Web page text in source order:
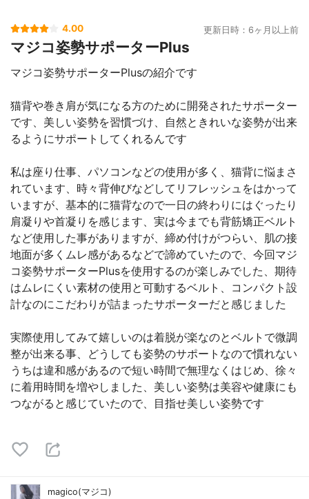
4.00 更新日時：6ヶ月以上前
マジコ姿勢サポーターPlus
マジコ姿勢サポーターPlusの紹介です
猫背や巻き肩が気になる方のために開発されたサポーター
です、美しい姿勢を習慣づけ、自然ときれいな姿勢が出来
るようにサポートしてくれるんです
私は座り仕事、パソコンなどの使用が多く、猫背に悩まさ
れています、時々背伸びなどしてリフレッシュをはかって
いますが、基本的に猫背なので一日の終わりにはぐったり
肩凝りや首凝りを感じます、実は今までも背筋矯正ベルト
など使用した事がありますが、締め付けがつらい、肌の接
地面が多くムレ感があるなどで諦めていたので、今回マジ
コ姿勢サポーターPlusを使用するのが楽しみでした、期待
はムレにくい素材の使用と可動するベルト、コンパクト設
計なのにこだわりが詰まったサポーターだと感じました
実際使用してみて嬉しいのは着脱が楽なのとベルトで微調
整が出来る事、どうしても姿勢のサポートなので慣れない
うちは違和感があるので短い時間で無理なくはじめ、徐々
に着用時間を増やしました、美しい姿勢は美容や健康にも
つながると感じていたので、目指せ美しい姿勢です
magico(マジコ)